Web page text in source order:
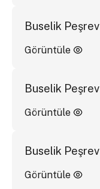
Buselik
Görüntüle
Buselik
Görüntüle
Buselik
Görüntüle